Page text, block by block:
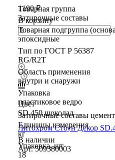
Товарная группа
Затирочные составы
Товарная подгруппа
эпоксидные
Тип по ГОСТ Р 56387
RG/R2T
Область применения
внутри и снаружи
Упаковка
пластиковое ведро
Цвет
SD.450 шоколад
Единицы измерения
кг
Упаковка, шт
18
1190 ₽
В корзину
Затирочные составы
Литохром Стоун Декор
В наличии
Арт.509380003